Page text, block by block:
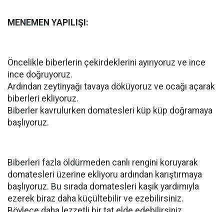
MENEMEN YAPILIŞI:
Öncelikle biberlerin çekirdeklerini ayırıyoruz ve ince
ince doğruyoruz.
Ardından zeytinyağı tavaya döküyoruz ve ocağı açarak
biberleri ekliyoruz.
Biberler kavrulurken domatesleri küp küp doğramaya
başlıyoruz.
Biberleri fazla öldürmeden canlı rengini koruyarak
domatesleri üzerine ekliyoru ardından karıştırmaya
başlıyoruz. Bu sırada domatesleri kaşık yardımıyla
ezerek biraz daha küçültebilir ve ezebilirsiniz.